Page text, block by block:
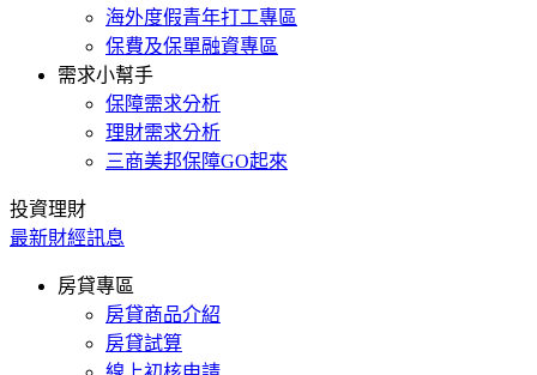
海外度假青年打工專區
保費及保單融資專區
需求小幫手
保障需求分析
理財需求分析
三商美邦保障GO起來
投資理財
最新財經訊息
房貸專區
房貸商品介紹
房貸試算